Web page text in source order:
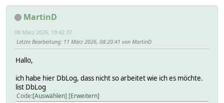
MartinD
08 März 2026, 19:42:37
Letzte Bearbeitung: 11 März 2026, 08:20:41 von MartinD
Hallo,
ich habe hier DbLog, dass nicht so arbeitet wie ich es möchte.
list DbLog
Code Auswählen Erweitern